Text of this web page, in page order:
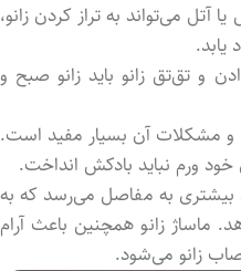
آتل می‌تواند به تراز کردن زانو،
یابد.
و تق‌تق زانو باید زانو صبح و
و مشکلات آن بسیار مفید است.
خود ورم نباید بادکش انداخت.
بیشتری به مفاصل می‌رسد که به
ماساژ زانو همچنین باعث آرام
زانو می‌شود.